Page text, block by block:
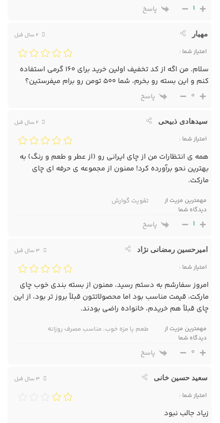
1 پاسخ
مهیار
امتیاز شما :
سلام. من اگه از کد تخفیف اولین خرید برای 160 گرمی استفاده
کنم و این بسته رو بخرم، شما 500 تومن رو برام میفرستین؟
0 پاسخ
سیدهادی ذبیحی
امتیاز شما :
همه ی انتظارات من از چای ایرانی رو (از عطر و طعم و رنگ) به
بهترین نحو برآورده کرد! ممنون از مجموعه ی حرفه ای چای
مارکت.
مهمترین مزیت از
دیدگاه شما
تقویت گوارش
1 پاسخ
امیرحسین رمضانی نژاد
امتیاز شما :
امروز سفارشم به دستم رسید، ممنون از بسته بندی خوب چای
مارکت، قیمت مناسب بود اما محصولاتتون قبلاً بروز تر بود، از این
چای قبلاً هم خریدم، خانواده راضی بودند.
مهمترین مزیت از
دیدگاه شما
طعم یا مزه خوب، مناسب مصرف روزانه
0 پاسخ
سعید حسین خانی
امتیاز شما :
زیاد جالب نبود